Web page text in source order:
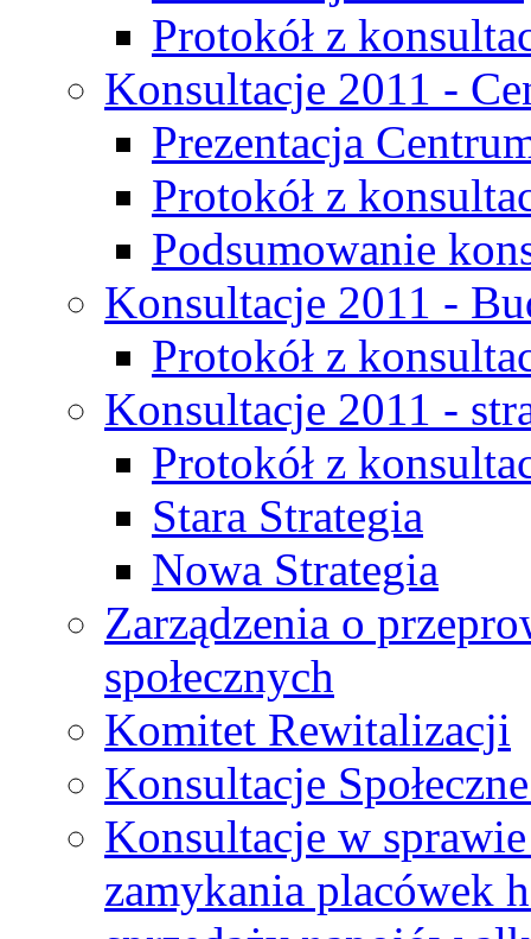
Protokół z
Konsultacje 2011 -
Prezentacja
Protokół z
Podsumowanie
Konsultacje 2011 -
Protokół z
Konsultacje 2011 -
Protokół z
Stara Strategia
Nowa Strategia
Zarządzenia o
społecznych
Komitet Rewitalizacji
Konsultacje
Konsultacje w
zamykania placówek